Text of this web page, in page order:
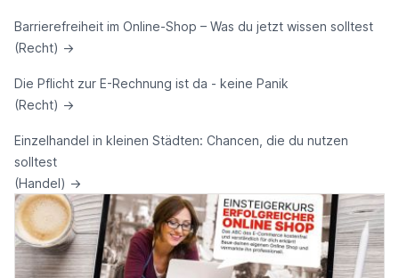
Barrierefreiheit im Online-Shop – Was du jetzt wissen solltest
(Recht) →
Die Pflicht zur E-Rechnung ist da - keine Panik
(Recht) →
Einzelhandel in kleinen Städten: Chancen, die du nutzen
solltest
(Handel) →